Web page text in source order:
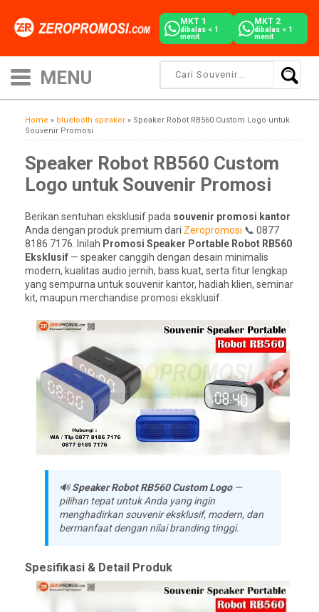
MKT 1
dibalas < 1
menit
MKT 2
dibalas < 1
menit
Home » bluetooth speaker » Speaker Robot RB560 Custom Logo untuk
Souvenir Promosi
Speaker Robot RB560 Custom
Logo untuk Souvenir Promosi
Berikan sentuhan eksklusif pada souvenir promosi kantor
Anda dengan produk premium dari Zeropromosi 📞 0877
8186 7176. Inilah Promosi Speaker Portable Robot RB560
Eksklusif — speaker canggih dengan desain minimalis
modern, kualitas audio jernih, bass kuat, serta fitur lengkap
yang sempurna untuk souvenir kantor, hadiah klien, seminar
kit, maupun merchandise promosi eksklusif.
🔊Speaker Robot RB560 Custom Logo—
pilihan tepat untuk Anda yang ingin
menghadirkan souvenir eksklusif, modern, dan
bermanfaatdengan nilai branding tinggi.
Spesifikasi & Detail Produk